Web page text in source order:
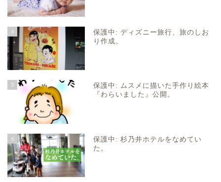
4
保護中: ディズニー旅行、旅のしお
り作成。
5
保護中: ムスメに描いた手作り絵本
『わらいました』公開。
6
保護中: 杉乃井ホテルをなめてい
た。